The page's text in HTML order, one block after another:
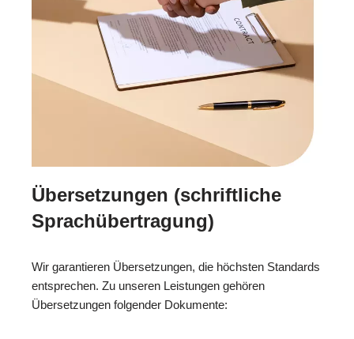
Übersetzungen (schriftliche
Sprachübertragung)
Wir garantieren Übersetzungen, die höchsten Standards
entsprechen. Zu unseren Leistungen gehören
Übersetzungen folgender Dokumente: